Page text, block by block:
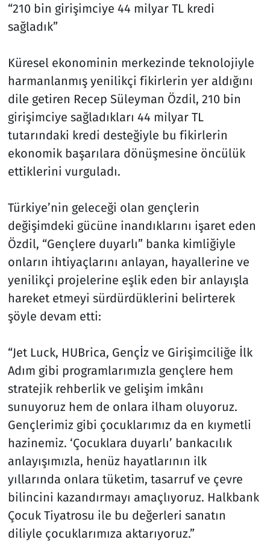
“210 bin girişimciye 44 milyar TL kredi
sağladık”
Küresel ekonominin merkezinde teknolojiyle
harmanlanmış yenilikçi fikirlerin yer aldığını
dile getiren Recep Süleyman Özdil, 210 bin
girişimciye sağladıkları 44 milyar TL
tutarındaki kredi desteğiyle bu fikirlerin
ekonomik başarılara dönüşmesine öncülük
ettiklerini vurguladı.
Türkiye’nin geleceği olan gençlerin
değişimdeki gücüne inandıklarını işaret eden
Özdil, “Gençlere duyarlı” banka kimliğiyle
onların ihtiyaçlarını anlayan, hayallerine ve
yenilikçi projelerine eşlik eden bir anlayışla
hareket etmeyi sürdürdüklerini belirterek
şöyle devam etti:
“Jet Luck, HUBrica, Gençİz ve Girişimciliğe İlk
Adım gibi programlarımızla gençlere hem
stratejik rehberlik ve gelişim imkânı
sunuyoruz hem de onlara ilham oluyoruz.
Gençlerimiz gibi çocuklarımız da en kıymetli
hazinemiz. ‘Çocuklara duyarlı’ bankacılık
anlayışımızla, henüz hayatlarının ilk
yıllarında onlara tüketim, tasarruf ve çevre
bilincini kazandırmayı amaçlıyoruz. Halkbank
Çocuk Tiyatrosu ile bu değerleri sanatın
diliyle çocuklarımıza aktarıyoruz.”